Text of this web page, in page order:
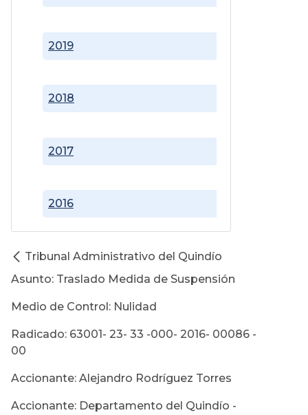
2016
2017
2018
2019
Tribunal Administrativo del Quindío
Asunto: Traslado Medida de Suspensión
Medio de Control: Nulidad
Radicado: 63001- 23- 33 -000- 2016- 00086 -
00
Accionante: Alejandro Rodríguez Torres
Accionante: Departamento del Quindío -